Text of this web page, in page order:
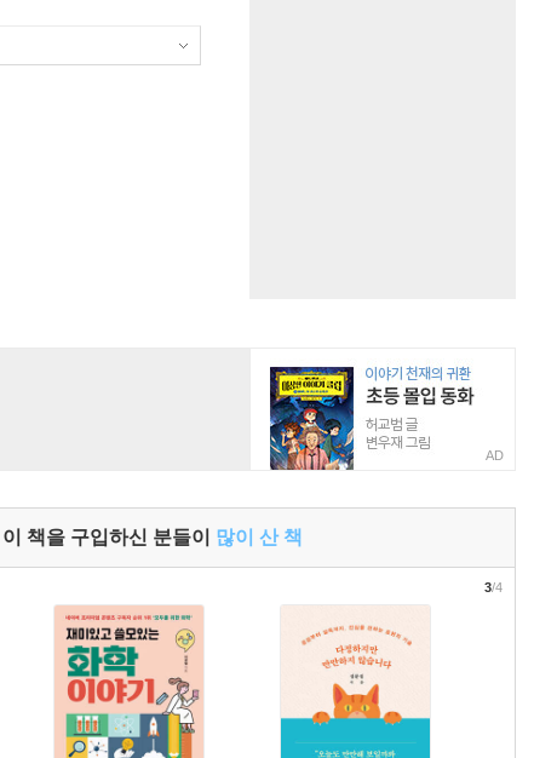
AD
이 책을 구입하신 분들이 많이 산 책
3/4